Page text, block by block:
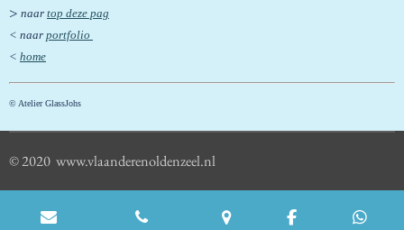
> naar top deze pag
< naar portfolio
< home
© Atelier GlassJohs
© 2020 www.vlaanderenoldenzeel.nl